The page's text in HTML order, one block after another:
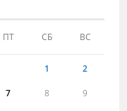
ПТ СБ ВС
1 2
7 8 9